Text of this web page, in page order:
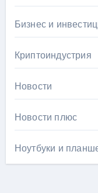
Бизнес и
Криптоиндустрия
Новости
Новости плюс
Ноутбуки и